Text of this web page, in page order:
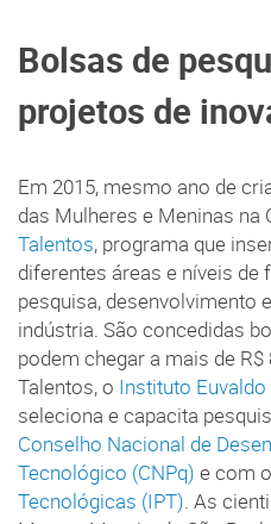
Bolsas de
projetos de
Em 2015, mesmo ano de
das Mulheres e Meninas na
Talentos, programa que
diferentes áreas e níveis
pesquisa, desenvolvimento
indústria. São concedidas
podem chegar a mais de
Talentos, o Instituto Euvaldo
seleciona e capacita
Conselho Nacional de
Tecnológico (CNPq) e com o
Tecnológicas (IPT). As